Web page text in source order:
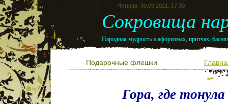
Четверг, 30.09.2021, 17:30
Сокровища
Народная мудрость в афоризмах, притчах,
Подарочные флешки
Гора, где